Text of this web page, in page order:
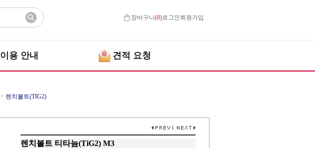
장바구니(0)로그인 회원가입
이용 안내 견적 요청
> 렌치볼트(TIG2)
렌치볼트 티타늄(TiG2) M3